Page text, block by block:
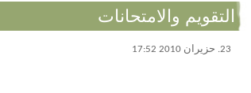
التقويم والامتحانات
23. حزيران 2010 17:52